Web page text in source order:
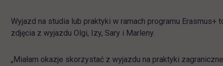
Wyjazd na studia lub praktyki w ramach programu
zdjęcia z wyjazdu Olgi, Izy, Sary i Marleny.
„Miałam okazje skorzystać z wyjazdu na praktyki